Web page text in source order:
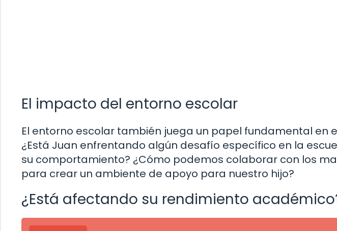
El impacto del entorno escolar
El entorno escolar también juega un papel fundamental en
¿Está Juan enfrentando algún desafío específico en la
su comportamiento? ¿Cómo podemos colaborar con los
para crear un ambiente de apoyo para nuestro hijo?
¿Está afectando su rendimiento